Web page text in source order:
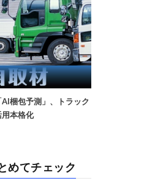
AI梱包予測」、トラック
本格化
めてチェック